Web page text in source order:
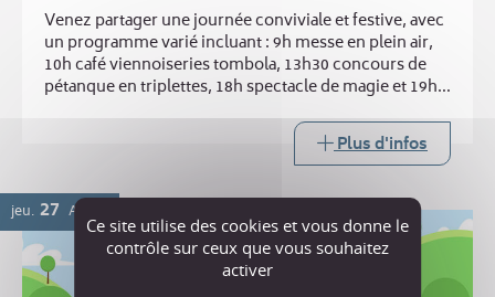
Venez partager une journée conviviale et festive, avec
un programme varié incluant : 9h messe en plein air,
10h café viennoiseries tombola, 13h30 concours de
pétanque en triplettes, 18h spectacle de magie et 19h
Plus d'infos
jeu. 27 AOÛT
Ce site utilise des cookies et vous donne le
contrôle sur ceux que vous souhaitez
activer